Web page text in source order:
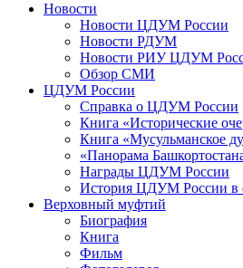
Новости
Новости ЦДУМ России
Новости РДУМ
Новости РИУ ЦДУМ
Обзор СМИ
ЦДУМ России
Справка о ЦДУМ России
Книга «Исторические
Книга «Мусульманское
«Панорама
Награды ЦДУМ России
История ЦДУМ России в
Верховный муфтий
Биография
Книга
Фильм